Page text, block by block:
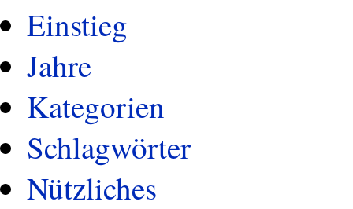
Einstieg
Jahre
Kategorien
Schlagwörter
Nützliches